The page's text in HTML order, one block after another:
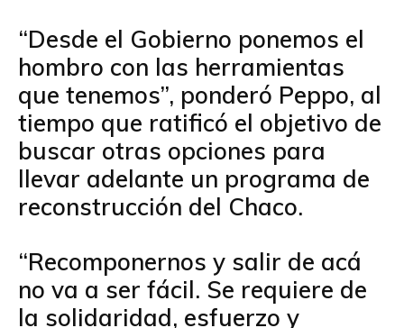
“Desde el Gobierno ponemos el
hombro con las herramientas
que tenemos”, ponderó Peppo, al
tiempo que ratificó el objetivo de
buscar otras opciones para
llevar adelante un programa de
reconstrucción del Chaco.
“Recomponernos y salir de acá
no va a ser fácil. Se requiere de
la solidaridad, esfuerzo y